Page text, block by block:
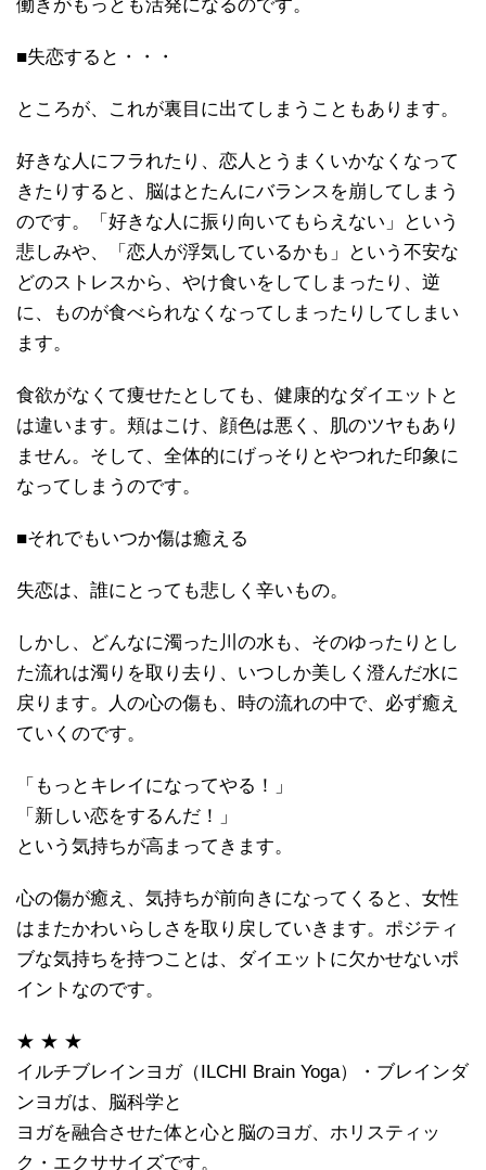
働きがもっとも活発になるのです。
■失恋すると・・・
ところが、これが裏目に出てしまうこともあります。
好きな人にフラれたり、恋人とうまくいかなくなって
きたりすると、脳はとたんにバランスを崩してしまう
のです。「好きな人に振り向いてもらえない」という
悲しみや、「恋人が浮気しているかも」という不安な
どのストレスから、やけ食いをしてしまったり、逆
に、ものが食べられなくなってしまったりしてしまい
ます。
食欲がなくて痩せたとしても、健康的なダイエットと
は違います。頬はこけ、顔色は悪く、肌のツヤもあり
ません。そして、全体的にげっそりとやつれた印象に
なってしまうのです。
■それでもいつか傷は癒える
失恋は、誰にとっても悲しく辛いもの。
しかし、どんなに濁った川の水も、そのゆったりとし
た流れは濁りを取り去り、いつしか美しく澄んだ水に
戻ります。人の心の傷も、時の流れの中で、必ず癒え
ていくのです。
「もっとキレイになってやる！」
「新しい恋をするんだ！」
という気持ちが高まってきます。
心の傷が癒え、気持ちが前向きになってくると、女性
はまたかわいらしさを取り戻していきます。ポジティ
ブな気持ちを持つことは、ダイエットに欠かせないポ
イントなのです。
★ ★ ★
イルチブレインヨガ（ILCHI Brain Yoga）・ブレインダ
ンヨガは、脳科学と
ヨガを融合させた体と心と脳のヨガ、ホリスティッ
ク・エクササイズです。